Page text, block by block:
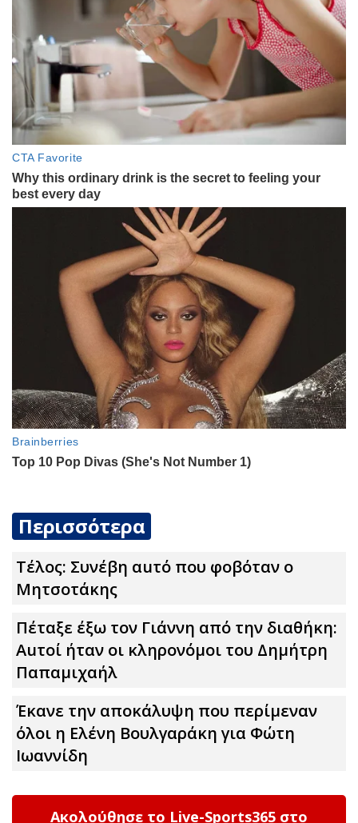
Περισσότερα
Τέλος: Συνέβη αuτό που φοβόταν ο
Μητσοτάκης
Πέταξε έξω τον Γιάννη από την διαθήκη:
Αuτοί ήταν οι κληρονόμοι του Δημήτρη
Παπαμιχαήλ
Έκανε την αποκάλυψη που περίμεναν
όλοι η Ελένη Βουλγαράκη για Φώτη
Ιωαννίδη
Ακολούθησε το Live-Sports365 στο